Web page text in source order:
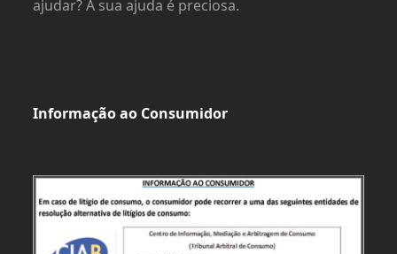
ajudar? A sua ajuda é preciosa.
Informação ao Consumidor